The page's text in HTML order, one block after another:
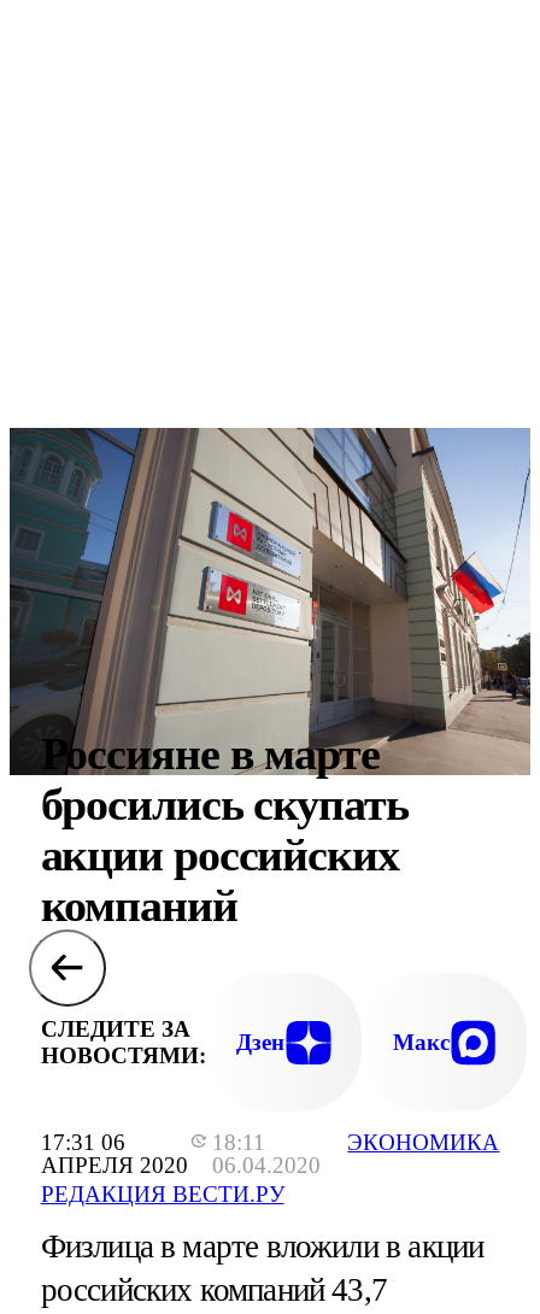
17:31 06
АПРЕЛЯ 2020
18:11
06.04.2020
РЕДАКЦИЯ ВЕСТИ.РУ
ЭКОНОМИКА
Россияне в марте
бросились скупать
акции российских
компаний
СЛЕДИТЕ ЗА
НОВОСТЯМИ:
Дзен Макс
Физлица в марте вложили в акции
российских компаний 43,7